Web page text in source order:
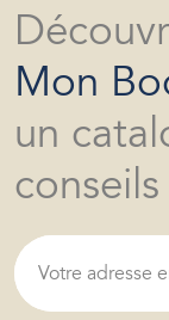
Mon
un